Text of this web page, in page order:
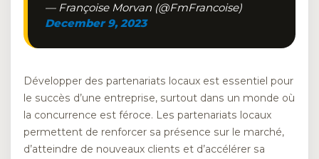
— Françoise Morvan (@FmFrancoise)
December 9, 2023
Développer des partenariats locaux est essentiel pour
le succès d’une entreprise, surtout dans un monde où
la concurrence est féroce. Les partenariats locaux
permettent de renforcer sa présence sur le marché,
d’atteindre de nouveaux clients et d’accélérer sa